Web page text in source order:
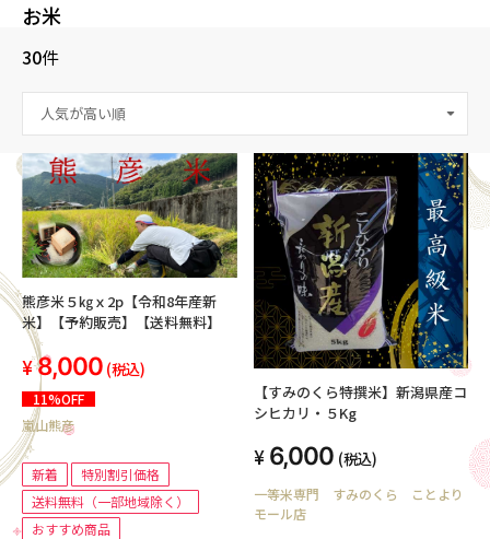
お米
30件
熊彦米５㎏ｘ2p【令和8年産新
米】【予約販売】【送料無料】
8,000 (税込)
11%OFF
嵐山熊彦
新着
特別割引価格
送料無料（一部地域除く）
おすすめ商品
【すみのくら特撰米】新潟県産コ
シヒカリ・５Kg
6,000 (税込)
一等米専門 すみのくら ことより
モール店